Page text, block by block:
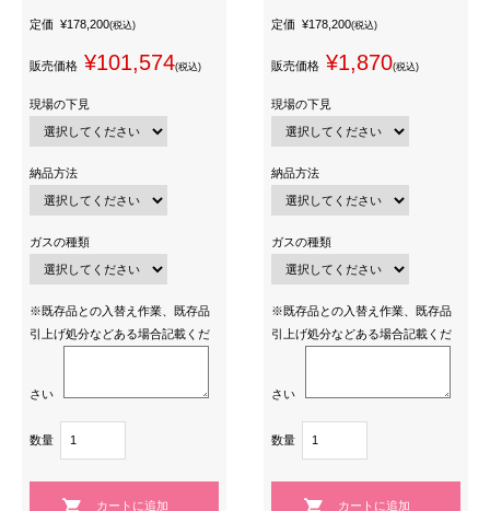
定価 ¥178,200(税込)
販売価格 ¥101,574(税込)
現場の下見
納品方法
ガスの種類
※既存品との入替え作業、既存品
引上げ処分などある場合記載くだ
さい
数量
定価 ¥178,200(税込)
販売価格 ¥1,870(税込)
現場の下見
納品方法
ガスの種類
※既存品との入替え作業、既存品
引上げ処分などある場合記載くだ
さい
数量